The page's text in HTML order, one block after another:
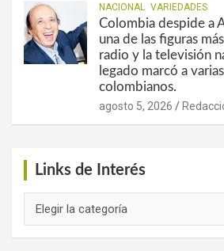
NACIONAL VARIEDADES
Colombia despide a
una de las figuras
radio y la televisión
legado marcó a
colombianos.
agosto 5, 2026
Links de Interés